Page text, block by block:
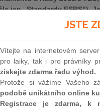
jen „Standardy ESRS“).
ESG
které budou
o udržitelnosti
JSTE
Vítejte na internetovém
pro laiky, tak i pro právníky
získejte zdarma řadu výhod.
Protože si vážíme Vašeho
podobě unikátního online
Registrace je zdarma, k